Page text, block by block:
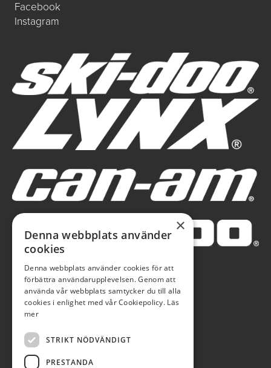
Facebook
Instagram
×
Denna webbplats använder
cookies
Denna webbplats använder cookies för att
förbättra användarupplevelsen. Genom att
använda vår webbplats samtycker du till alla
cookies i enlighet med vår Cookiepolicy. Läs
mer
STRIKT NÖDVÄNDIGT
PRESTANDA